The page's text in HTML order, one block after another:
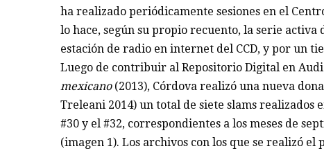
ha realizado periódicamente sesiones en el
lo hace, según su propio recuento, la serie
estación de radio en internet del CCD, y por un
Luego de contribuir al Repositorio Digital en
mexicano (2013), Córdova realizó una nueva
Treleani 2014) un total de siete slams realizados
#30 y el #32, correspondientes a los meses de
(imagen 1). Los archivos con los que se realizó